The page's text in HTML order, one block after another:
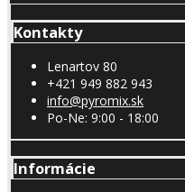
Kontakty
Lenartov 80
+421 949 882 943
info@pyromix.sk
Po-Ne: 9:00 - 18:00
Informácie